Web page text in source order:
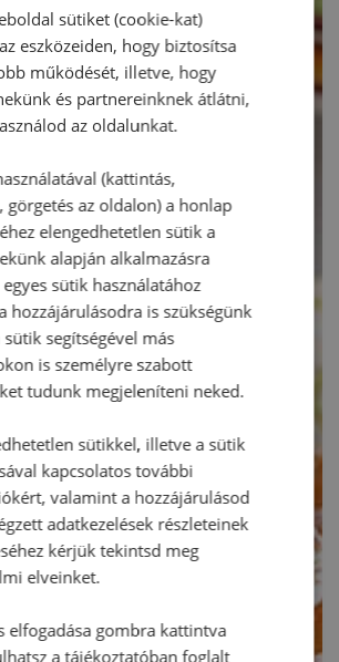
sütiket (cookie-kat)
eszközeiden, hogy biztosítsa
működését, illetve, hogy
és partnereinknek átlátni,
az oldalunkat.
(kattintás,
görgetés az oldalon) a honlap
elengedhetetlen sütik a
alapján alkalmazásra
sütik használatához
hozzájárulásodra is szükségünk
sütik segítségével más
is személyre szabott
tudunk megjeleníteni neked.
sütikkel, illetve a sütik
kapcsolatos további
valamint a hozzájárulásod
adatkezelések részleteinek
kérjük tekintsd meg
elveinket.
elfogadása gombra kattintva
a tájékoztatóban foglalt